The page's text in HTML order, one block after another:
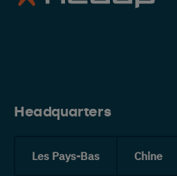
Headquarters
Les Pays-Bas Chine